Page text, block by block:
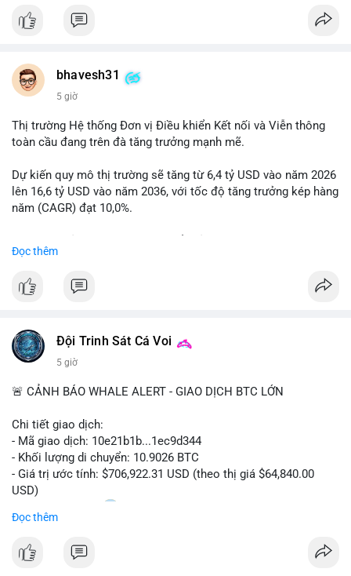
BTC breakout và lệnh long/short.
định crypto là 'vấn đề lớn' giúp giảm áp lực USD. • Binance hỗ
trợ cổ phiếu Apple/IBM. • Bài đăng hấp dẫn về $HFT, $SKYAI,
💡 NHẬN ĐỊNH & KHUYẾN NGHỊ: Tâm lý thị trường đang phân
coin (PENGU, CASHCAT) và tin cậy từ các dự án lớn (BTC,
SOL). Rủi ro tăng nếu không có thông tin rõ ràng về quy định.
bhavesh31
5 giờ
Thị trường Hệ thống Đơn vị Điều khiển Kết nối và Viễn thông
toàn cầu đang trên đà tăng trưởng mạnh mẽ.
Dự kiến quy mô thị trường sẽ tăng từ 6,4 tỷ USD vào năm 2026
lên 16,6 tỷ USD vào năm 2036, với tốc độ tăng trưởng kép hàng
năm (CAGR) đạt 10,0%.
trong các lĩnh vực ô tô, logistics và thiết bị thông minh.
Doanh nghiệp cần theo dõi xu hướng này để nắm bắt cơ hội
Đọc thêm
Đội Trinh Sát Cá Voi
5 giờ
🚨 CẢNH BÁO WHALE ALERT - GIAO DỊCH BTC LỚN
Chi tiết giao dịch:
- Mã giao dịch: 10e21b1b...1ec9d344
- Khối lượng di chuyển: 10.9026 BTC
- Giá trị ước tính: $706,922.31 USD (theo thị giá $64,840.00
USD)
- Thời gian: 18:20
Nhận định phân tích:
Giao dịch 10.9 BTC trị giá hơn 706 nghìn USD được thực hiện
Đọc thêm